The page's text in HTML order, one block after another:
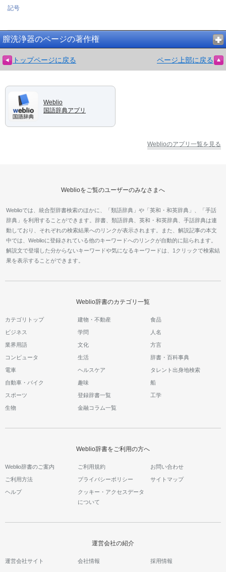
記号
膣洗浄器のページの著作権
トップページに戻る ページ上部に戻る
Weblio
国語辞典アプリ
Weblioのアプリ一覧を見る
Weblioをご覧のユーザーのみなさまへ
Weblioでは、統合型辞書検索のほかに、「類語辞典」や「英和・和英辞典」、「手話
辞典」を利用することができます。辞書、類語辞典、英和・和英辞典、手話辞典は連
動しており、それぞれの検索結果へのリンクが表示されます。また、解説記事の本文
中では、Weblioに登録されている他のキーワードへのリンクが自動的に貼られます。
解説文で登場した分からないキーワードや気になるキーワードは、1クリックで検索結
果を表示することができます。
Weblio辞書のカテゴリ一覧
カテゴリトップ 建物・不動産 食品
ビジネス 学問 人名
業界用語 文化 方言
コンピュータ 生活 辞書・百科事典
電車 ヘルスケア タレント出身地検索
自動車・バイク 趣味 船
スポーツ 登録辞書一覧 工学
生物 金融コラム一覧
Weblio辞書をご利用の方へ
Weblio辞書のご案内 ご利用規約 お問い合わせ
ご利用方法 プライバシーポリシー サイトマップ
ヘルプ
クッキー・アクセスデータ
について
運営会社の紹介
運営会社サイト 会社情報 採用情報